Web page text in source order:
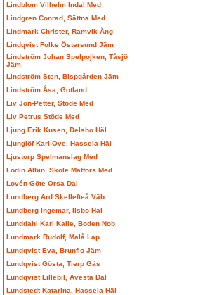
Lindblom Vilhelm Indal Med
Lindgren Conrad, Sättna Med
Lindmark Christer, Ramvik Ång
Lindqvist Folke Östersund Jäm
Lindström Johan Spelpojken, Tåsjö
Jäm
Lindström Sten, Bispgården Jäm
Lindström Åsa, Gotland
Liv Jon-Petter, Stöde Med
Liv Petrus Stöde Med
Ljung Erik Kusen, Delsbo Häl
Ljunglöf Karl-Ove, Hassela Häl
Ljustorp Spelmanslag Med
Lodin Albin, Sköle Matfors Med
Lovén Göte Orsa Dal
Lundberg Ard Skellefteå Väb
Lundberg Ingemar, Ilsbo Häl
Lunddahl Karl Kalle, Boden Nob
Lundmark Rudolf, Malå Lap
Lundqvist Eva, Brunflo Jäm
Lundqvist Gösta, Tierp Gäs
Lundqvist Lillebil, Avesta Dal
Lundstedt Katarina, Hassela Häl